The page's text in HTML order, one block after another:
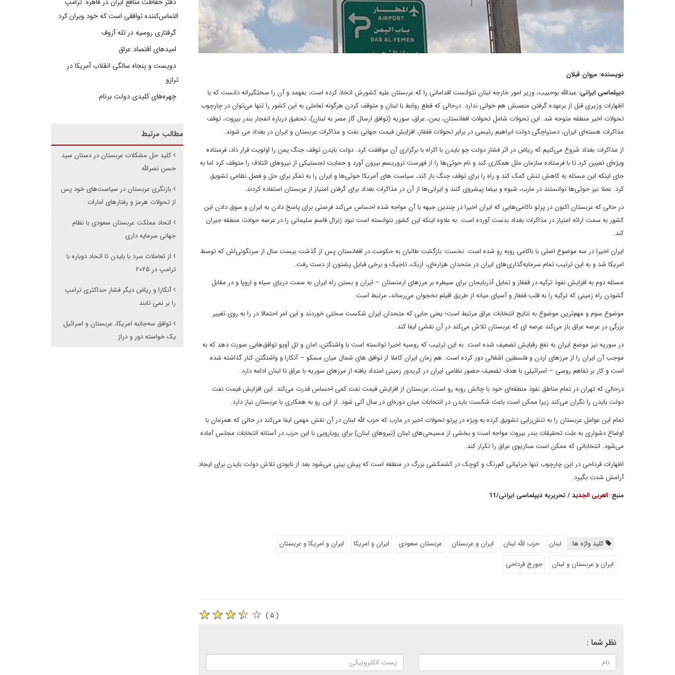
نویسنده: مروان قبلان
دیپلماسی ایرانی: عبدالله بوحبیب، وزیر امور خارجه لبنان نتوانست اقداماتی را که عربستان علیه کشورش اتخاذ کرده است، بفهمد و آن را سختگیرانه دانست که با
اظهارات وزیری قبل از برعهده گرفتن منصبش هم خوانی ندارد. درحالی که قطع روابط با لبنان و متوقف کردن هرگونه تعاملی به این کشور را تنها می‌توان در چارچوب
تحولات اخیر منطقه متوجه شد. این تحولات شامل تحولات افغانستان، یمن، عراق، سوریه (توافق ارسال گاز مصر به لبنان)، تحقیق درباره انفجار بندر بیروت، توقف
مذاکرات هسته‌ای ایران، دستپاچگی دولت ابراهیم رئیسی در برابر تحولات قفقاز، افزایش قیمت جهانی نفت و مذاکرات عربستان و ایران در بغداد می شوند.
از مذاکرات بغداد شروع می‌کنیم که ریاض در اثر فشار دولت جو بایدن با اکراه با برگزاری آن موافقت کرد. دولت بایدن توقف جنگ یمن را اولویت قرار داد، فرستاده‌
ویژه‌ای تعیین کرد تا با فرستاده‌ سازمان ملل همکاری کند و نام حوثی‌ها را از فهرست تروریسم بیرون آورد و حمایت لجستیکی از نیروهای ائتلاف را متوقف کرد اما به
جای اینکه این مسئله به کاهش تنش کمک کند و راه را برای توقف جنگ باز کند، سیاست های آمریکا حوثی‌ها و ایران را به تفکر برای حل و فصل نظامی تشویق
کرد. عملا نیز حوثی‌ها توانستند در مارب، شبوه و بیضا پیشروی کنند و ایرانی‌ها از آن در مذاکرات بغداد برای گرفتن امتیاز از عربستان استفاده کردند.
در حالی که عربستان اکنون در پرتو ناکامی‌هایی که ایران اخیرا در چندین جبهه با آن مواجه شده احساس می‌کند فرصتی برای پاسخ دادن به ایران و سوق دادن این
کشور به سمت ارائه امتیاز در مذاکرات بغداد بدست آورده است. به علاوه اینکه این کشور نتوانسته است نبود ژنرال قاسم سلیمانی را در عرصه حوادث منطقه جبران
کند.
ایران اخیرا در سه موضوع اصلی با ناکامی روبه رو شده است. نخست: بازگشت طالبان به حکومت در افغانستان پس از گذشت بیست سال از سرنگونی‌اش که توسط
امریکا شد و به این ترتیب تمام سرمایه‌گذاری‌های ایران در متحدان هزاره‌ای، ازبک، تاجیک و برخی قبایل پشتون از دست رفت.
مسئله دوم به افزایش نفوذ ترکیه در قفقاز و تمایل آذربایجان برای سیطره بر مرزهای ارمنستان – ایران و بستن راه ایران به سمت دریای سیاه و اروپا و در مقابل
گشودن راه زمینی که ترکیه را به قلب قفقاز و آسیای میانه از طریق اقیلم نخجوان می‌رساند، مرتبط است.
موضوع سوم و مهم‌ترین موضوع به نتایج انتخابات عراق مرتبط است؛ یعنی جایی که متحدان ایران شکست سختی خوردند و این امر احتمالا در را به روی تغییر
بزرگی در عرصه عراق باز می‌کند عرصه ای که عربستان تلاش می‌کند در آن نقشی ایفا کند.
در سوریه نیز موضع ایران به نفع رقبایش تضعیف شده است. به این ترتیب که روسیه اخیرا توانسته است با واشنگتن، امان و تل آویو توافق‌هایی صورت دهد که به
موجب آن ایران را از مرزهای اردن و فلسطین اشغالی دور کرده است. هم زمان ایران کاملا از توافق های شمال میان مسکو – آنکارا و واشنگتن کنار گذاشته شده
است و کار بر تفاهم روسی – اسرائیلی با هدف تضعیف حضور نظامی ایران در کریدور زمینی امتداد یافته از مرزهای سوریه با عراق تا لبنان ادامه دارد.
درحالی که تهران در تمام مناطق نفوذ منطقه‌ای خود با چالش روبه رو است، عربستان از افزایش قیمت نفت کمی احساس قدرت می‌کند. این افزایش قیمت نفت
دولت بایدن را نگران می‌کند زیرا ممکن است باعث شکست بایدن در انتخابات میان دوره‌ای در سال آتی شود. از این رو به همکاری با عربستان نیاز دارد.
تمام این عوامل عربستان را به تنش‌زایی تشویق کرده به ویژه در پرتو تحولات اخیر در مارب که حزب الله لبنان در آن نقش مهمی ایفا می‌کند در حالی که همزمان با
اوضاع دشواری به علت تحقیقات بندر بیروت مواجه است و بخشی از مسیحی‌های لبنان (نیروهای لبنان) برای رویارویی با این حزب در آستانه انتخابات مجلس آماده
می‌شود. انتخاباتی که ممکن است سناریوی عراق را تکرار کند.
اظهارات قرداحی در این چارچوب تنها جزئیاتی کم‌رنگ و کوچک در کشمکشی بزرگ در منطقه است که پیش بینی می‌شود بعد از نابودی تلاش دولت بایدن برای ایجاد
آرامش شدت بگیرد.
منبع: العربی الجدید/ تحریریه دیپلماسی ایرانی/11
کلید واژه ها: لبنان حزب الله لبنان ایران و عربستان عربستان سعودی ایران و امریکا
ایران و امریکا و عربستان
ایران و عربستان و لبنان
جورج قرداحی
( ۵ )
نظر شما :
التماس‌کننده توافقی است که خود ویران کرد
گرفتاری روسیه در تله آزوف
امیدهای اقتصاد عراق
دویست و پنجاه سالگی انقلاب آمریکا در
ترازو
چهره‌های کلیدی دولت برنام
مطالب مرتبط
کلید حل مشکلات عربستان در دستان سید
حسن نصرالله
بازنگری عربستان در سیاست‌های خود پس
از تحولات هرمز و رفتارهای امارات
اتحاد مملکت عربستان سعودی با نظام
جهانی سرمایه داری
از تعاملات سرد با بایدن تا اتحاد دوباره با
ترامپ در ۲۰۲۵
آنکارا و ریاض دیگر فشار حداکثری ترامپ
را بر نمی تابند
توافق سه‌جانبه امریکا، عربستان و اسرائیل
یک خواسته دور و دراز